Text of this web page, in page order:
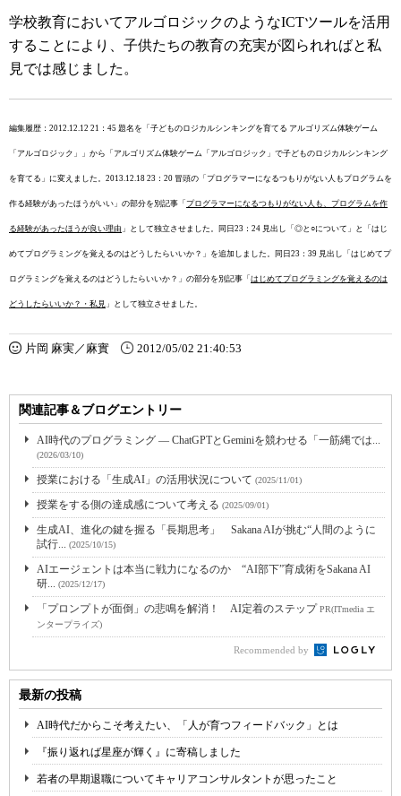
学校教育においてアルゴロジックのようなICTツールを活用
することにより、子供たちの教育の充実が図られればと私
見では感じました。
編集履歴：2012.12.12 21：45 題名を「子どものロジカルシンキングを育てる アルゴリズム体験ゲーム
「アルゴロジック」」から「アルゴリズム体験ゲーム「アルゴロジック」で子どものロジカルシンキング
を育てる」に変えました。2013.12.18 23：20 冒頭の「プログラマーになるつもりがない人もプログラムを
作る経験があったほうがいい」の部分を別記事「 プログラマーになるつもりがない人も、プログラムを作
る経験があったほうが良い理由 」として独立させました。同日23：24 見出し「◎と○について」と「はじ
めてプログラミングを覚えるのはどうしたらいいか？」を追加しました。同日23：39 見出し「はじめてプ
ログラミングを覚えるのはどうしたらいいか？」の部分を別記事「 はじめてプログラミングを覚えるのは
どうしたらいいか？・私見 」として独立させました。
片岡 麻実／麻實 2012/05/02 21:40:53
関連記事＆ブログエントリー
AI時代のプログラミング ― ChatGPTとGeminiを競わせる「一筋縄では...
(2026/03/10)
授業における「生成AI」の活用状況について (2025/11/01)
授業をする側の達成感について考える (2025/09/01)
生成AI、進化の鍵を握る「長期思考」 Sakana AIが挑む“人間のように
試行... (2025/10/15)
AIエージェントは本当に戦力になるのか “AI部下”育成術をSakana AI
研... (2025/12/17)
「プロンプトが面倒」の悲鳴を解消！ AI定着のステップPR(ITmedia エ
ンタープライズ)
Recommended by
最新の投稿
AI時代だからこそ考えたい、「人が育つフィードバック」とは
『振り返れば星座が輝く』に寄稿しました
若者の早期退職についてキャリアコンサルタントが思ったこと